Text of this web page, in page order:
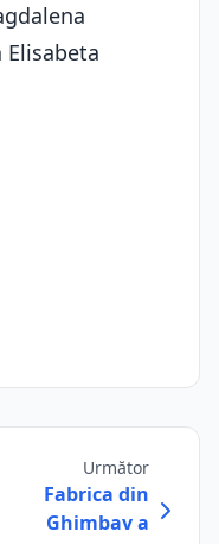
Elisabeta
Următor
Fabrica din
Ghimbav a